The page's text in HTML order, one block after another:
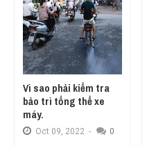
Vì sao phải kiểm tra
bảo trì tổng thể xe
máy.
Oct 09, 2022 - 0